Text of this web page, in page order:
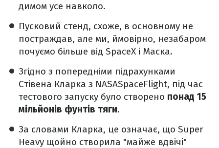
димом усе навколо.
Пусковий стенд, схоже, в основному не
постраждав, але ми, ймовірно, незабаром
почуємо більше від SpaceX і Маска.
Згідно з попередніми підрахунками
Стівена Кларка з NASASpaceFlight, під час
тестового запуску було створено понад 15
мільйонів фунтів тяги.
За словами Кларка, це означає, що Super
Heavy щойно створила "майже вдвічі"